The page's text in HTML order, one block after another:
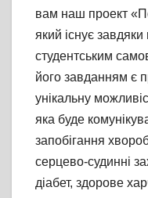
вам наш проект
який існує
студентським
його завданням є
унікальну
яка буде
запобігання
серцево-судинні
діабет, здорове